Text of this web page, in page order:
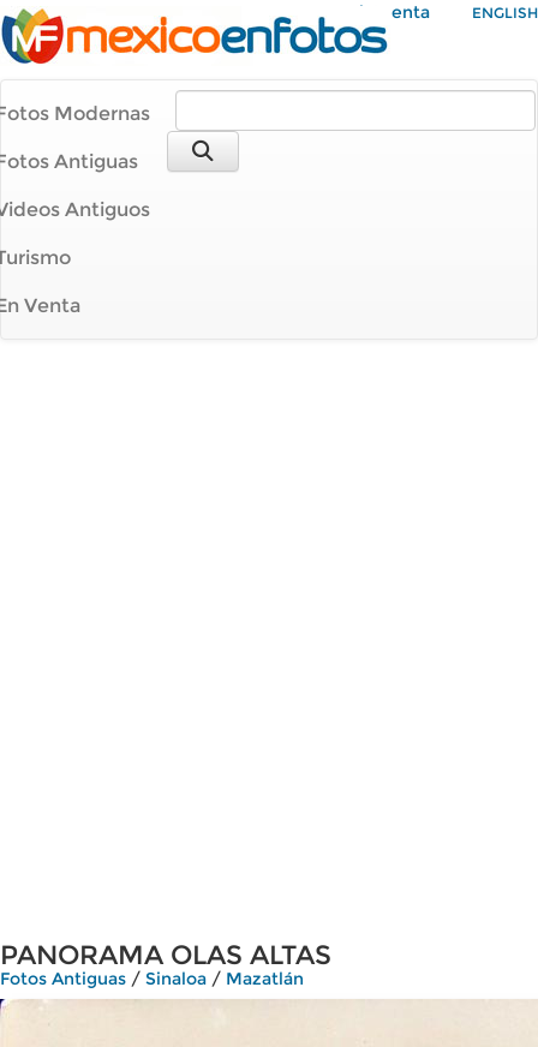
Mi Cuenta ENGLISH
Modernas
Antiguas
Antiguos
Venta
PANORAMA OLAS ALTAS
Fotos Antiguas / Sinaloa / Mazatlán